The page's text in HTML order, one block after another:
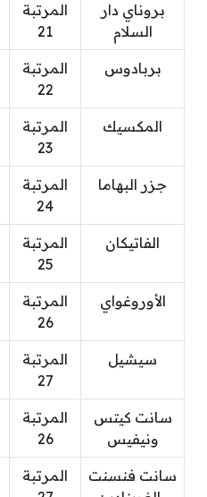
بروناي دار
السلام
المرتبة
21
بربادوس
المرتبة
22
المكسيك
المرتبة
23
جزر البهاما
المرتبة
24
الفاتيكان
المرتبة
25
الأوروغواي
المرتبة
26
سيشيل
المرتبة
27
سانت كيتس
ونيفيس
المرتبة
26
سانت فنسنت
المرتبة